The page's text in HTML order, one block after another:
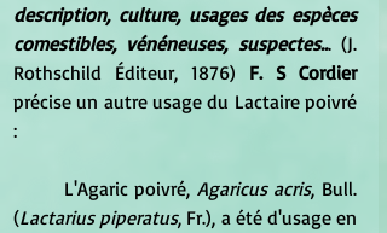
description, culture, usages des espèces
comestibles, vénéneuses, suspectes... (J.
Rothschild Éditeur, 1876)
F. S Cordier
précise un autre usage du Lactaire poivré
:
	L'Agaric poivré,
Agaricus acris, Bull.
(Lactarius piperatus, Fr.), a été d'usage en